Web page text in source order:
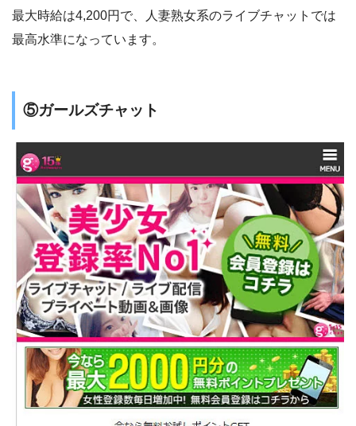
最大時給は4,200円で、人妻熟女系のライブチャットでは
最高水準になっています。
⑤ガールズチャット